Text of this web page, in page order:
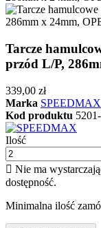
Tarcze
przód L/P,
339,00 zł
Marka SPEEDMAX
Kod produktu
Ilość
 Nie ma
dostępność.
Minimalna ilość